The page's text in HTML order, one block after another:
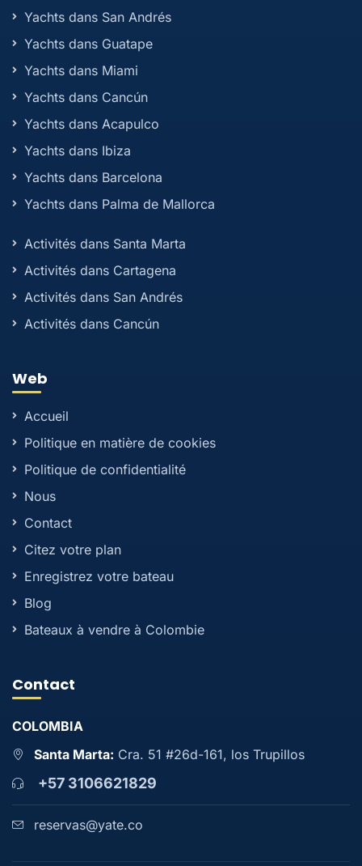
Yachts dans San Andrés
Yachts dans Guatape
Yachts dans Miami
Yachts dans Cancún
Yachts dans Acapulco
Yachts dans Ibiza
Yachts dans Barcelona
Yachts dans Palma de Mallorca
Activités dans Santa Marta
Activités dans Cartagena
Activités dans San Andrés
Activités dans Cancún
Web
Accueil
Politique en matière de cookies
Politique de confidentialité
Nous
Contact
Citez votre plan
Enregistrez votre bateau
Blog
Bateaux à vendre à Colombie
Contact
COLOMBIA
Santa Marta: Cra. 51 #26d-161, los Trupillos
+57 3106621829
reservas@yate.co